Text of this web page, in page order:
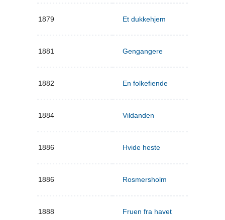
1879 Et dukkehjem
1881 Gengangere
1882 En folkefiende
1884 Vildanden
1886 Hvide heste
1886 Rosmersholm
1888 Fruen fra havet